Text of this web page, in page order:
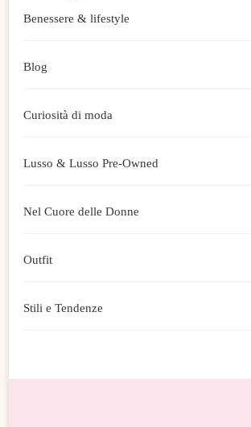
Benessere & lifestyle
Blog
Curiosità di moda
Lusso & Lusso Pre-Owned
Nel Cuore delle Donne
Outfit
Stili e Tendenze